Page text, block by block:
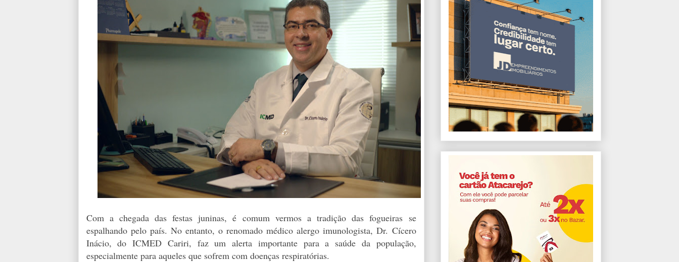
Com a chegada das festas juninas, é comum vermos a tradição das fogueiras se
espalhando pelo país. No entanto, o renomado médico alergo imunologista, Dr. Cícero
Inácio, do ICMED Cariri, faz um alerta importante para a saúde da população,
especialmente para aqueles que sofrem com doenças respiratórias.